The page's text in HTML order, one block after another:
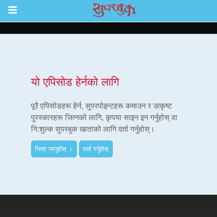
Return to Content
सुपरबुक बाइबल एप
यो एपिसोड हेर्नको लागि
पूरै एपिसोडहरू हेर्न, सुपरपोइन्टहरू कमाउन र उत्कृष्ट
पुरस्कारहरू जित्नको लागि, कृपया साइन इन गर्नुहोस् वा
नि:शुल्क सुपरबुक खाताको लागि दर्ता गर्नुहोस्।
भित्र जानुहोस् । दर्ता गर्नुहोस्